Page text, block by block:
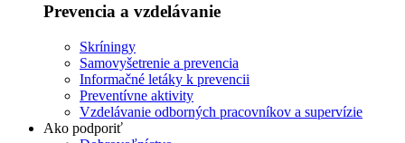
Prevencia a vzdelávanie
Skríningy
Samovyšetrenie a prevencia
Informačné letáky k prevencii
Preventívne aktivity
Vzdelávanie odborných pracovníkov a supervízie
Ako podporiť